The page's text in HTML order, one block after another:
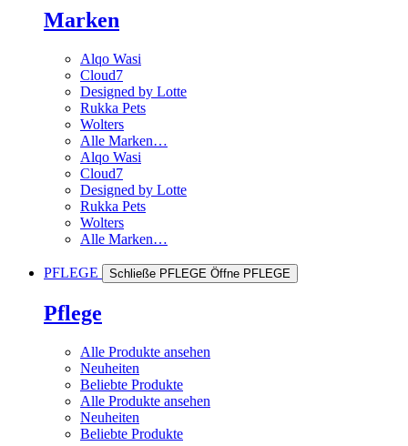
Marken
Alqo Wasi
Cloud7
Designed by Lotte
Rukka Pets
Wolters
Alle Marken…
Alqo Wasi
Cloud7
Designed by Lotte
Rukka Pets
Wolters
Alle Marken…
PFLEGE Schließe PFLEGE Öffne PFLEGE
Pflege
Alle Produkte ansehen
Neuheiten
Beliebte Produkte
Alle Produkte ansehen
Neuheiten
Beliebte Produkte